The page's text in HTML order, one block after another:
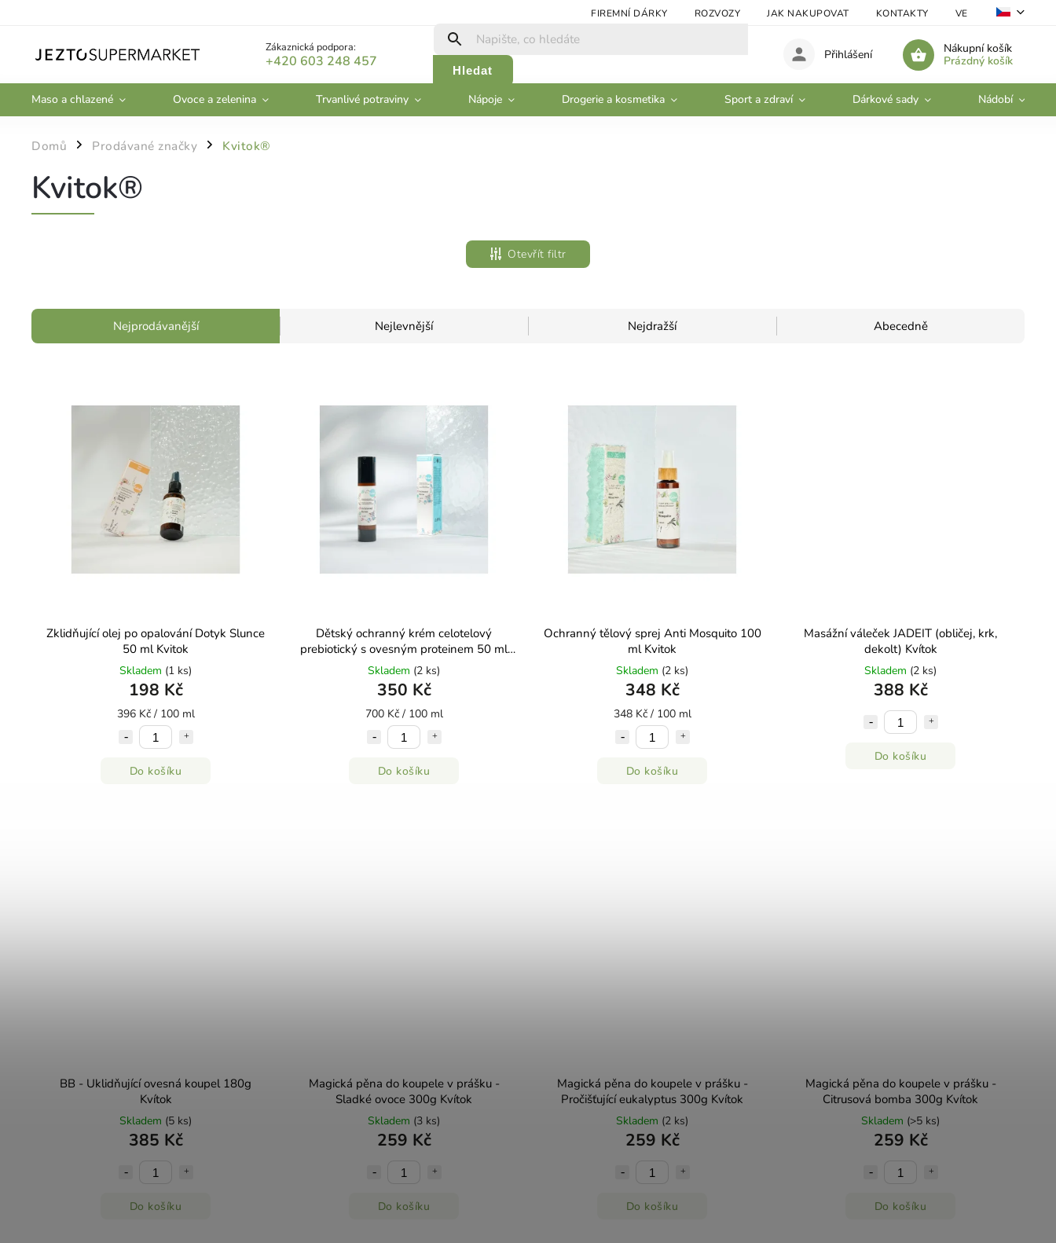
FIREMNÍ DÁRKY ROZVOZY JAK NAKUPOVAT KONTAKTY VELKOOBCHOD
Zákaznická podpora:
+420 603 248 457
Hledat
Nákupní košík
Prázdný košík
Přihlášení
Maso a chlazené Ovoce a zelenina Trvanlivé potraviny Nápoje Drogerie a kosmetika Sport a zdraví Dárkové sady Nádobí
Domů / Prodávané značky / Kvitok®
Kvitok®
Otevřít filtr
Nejprodávanější Nejlevnější Nejdražší Abecedně
Zklidňující olej po opalování Dotyk Slunce
50 ml Kvitok
Skladem (1 ks)
198 Kč
396 Kč / 100 ml
Do košíku
Dětský ochranný krém celotelový
prebiotický s ovesným proteinem 50 ml
Kvitok
Skladem (2 ks)
350 Kč
700 Kč / 100 ml
Do košíku
Ochranný tělový sprej Anti Mosquito 100
ml Kvitok
Skladem (2 ks)
348 Kč
348 Kč / 100 ml
Do košíku
Masážní váleček JADEIT (obličej, krk,
dekolt) Kvítok
Skladem (2 ks)
388 Kč
Do košíku
BB - Uklidňující ovesná koupel 180g
Kvítok
Skladem (5 ks)
385 Kč
Do košíku
Magická pěna do koupele v prášku -
Sladké ovoce 300g Kvítok
Skladem (3 ks)
259 Kč
Do košíku
Magická pěna do koupele v prášku -
Pročišťující eukalyptus 300g Kvítok
Skladem (2 ks)
259 Kč
Do košíku
Magická pěna do koupele v prášku -
Citrusová bomba 300g Kvítok
Skladem (>5 ks)
259 Kč
Do košíku